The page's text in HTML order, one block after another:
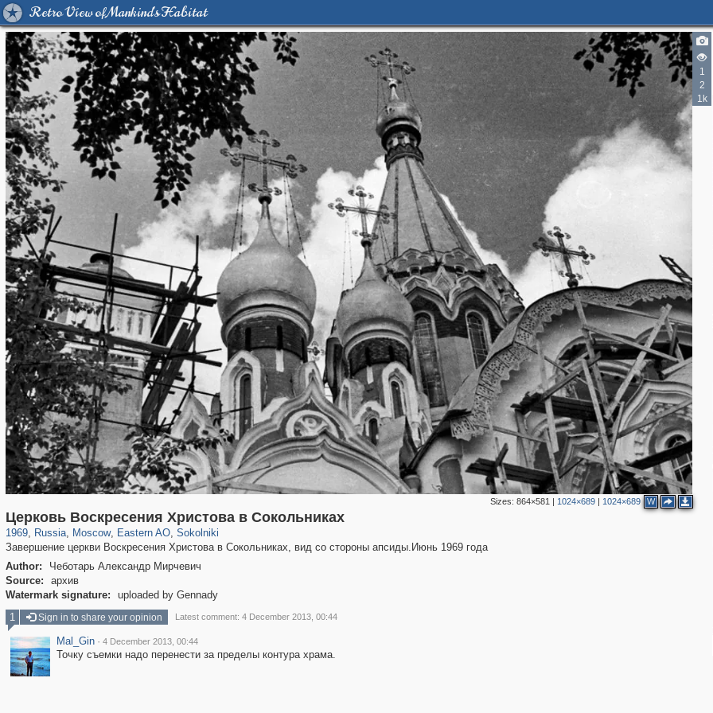
Retro View of Mankind's Habitat
1
2
1k
Sizes: 864×581 | 1024×689| 1024×689 W
Церковь Воскресения Христова в Сокольниках
1969, Russia
1,406,255 29,243
, Moscow
319,780 8,286
, Eastern AO
20,925 306
, Sokolniki
5,622 49
Завершение церкви Воскресения Христова в Сокольниках, вид со стороны апсиды.Июнь 1969 года
Author:
Чеботарь Александр Мирчевич
Source:
архив
Watermark signature:
uploaded by Gennady
1 Sign in to share your opinion Latest comment: 4 December 2013, 00:44
Mal_Gin · 4 December 2013, 00:44
Точку съемки надо перенести за пределы контура храма.